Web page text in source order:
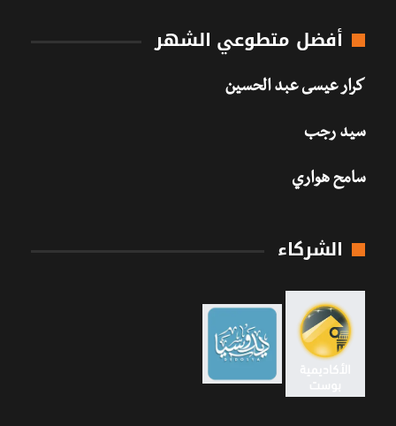
أفضل متطوعي الشهر
كرار عيسى عبد الحسين
سيد رجب
سامح هواري
الشركاء